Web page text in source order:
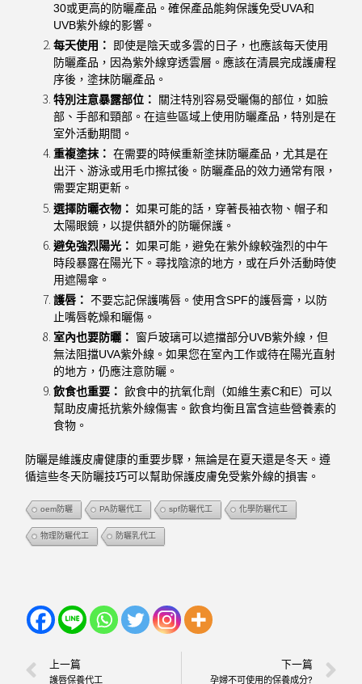
30或更高的防曬產品。確保產品能夠保護免受UVA和
UVB紫外線的影響。
每天使用：
即使是陰天或多雲的日子，也應該每天使用
防曬產品，因為紫外線穿透雲層。應該在清晨完成護膚程
序後，塗抹防曬產品。
特別注意暴露部位：
關注特別容易受曬傷的部位，如臉
部、手部和頸部。在這些區域上使用防曬產品，特別是在
室外活動期間。
重複塗抹： 在需要的時候重新塗抹防曬產品，尤其是在
出汗、游泳或用毛巾擦拭後。防曬產品的效力通常有限，
需要定期更新。
選擇防曬衣物： 如果可能的話，穿著長袖衣物、帽子和
太陽眼鏡，以提供額外的防曬保護。
避免強烈陽光： 如果可能，避免在紫外線較強烈的中午
時段暴露在陽光下。尋找陰涼的地方，或在戶外活動時使
用遮陽傘。
護唇： 不要忘記保護嘴唇。使用含SPF的護唇膏，以防
止嘴唇乾燥和曬傷。
室內也要防曬：
窗戶玻璃可以遮擋部分UVB紫外線，但
無法阻擋UVA紫外線。如果您在室內工作或待在陽光直射
的地方，仍應注意防曬。
飲食也重要： 飲食中的抗氧化劑（如維生素C和E）可以
幫助皮膚抵抗紫外線傷害。飲食均衡且富含這些營養素的
食物。
防曬是維護皮膚健康的重要步驟，無論是在夏天還是冬天。遵
循這些冬天防曬技巧可以幫助保護皮膚免受紫外線的損害。
oem防曬 PA防曬代工 spf防曬代工 化學防曬代工
物理防曬代工 防曬乳代工
上一篇
護唇保養代工
下一篇
孕婦不可使用的保養成分?